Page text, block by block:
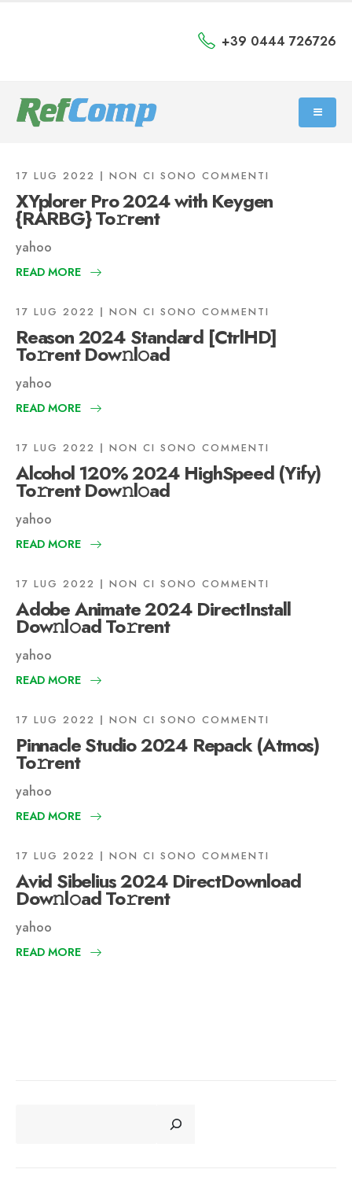
+39 0444 726726
17 LUG 2022 NON CI SONO COMMENTI
XYplorer Pro 2024 with Keygen
{RARBG} To𝚛rent
yahoo
READ MORE
17 LUG 2022 NON CI SONO COMMENTI
Reason 2024 Standard [CtrlHD]
To𝚛rent Dow𝚗l𝚘ad
yahoo
READ MORE
17 LUG 2022 NON CI SONO COMMENTI
Alcohol 120% 2024 HighSpeed (Yify)
To𝚛rent Dow𝚗l𝚘ad
yahoo
READ MORE
17 LUG 2022 NON CI SONO COMMENTI
Adobe Animate 2024 DirectInstall
Dow𝚗l𝚘ad To𝚛rent
yahoo
READ MORE
17 LUG 2022 NON CI SONO COMMENTI
Pinnacle Studio 2024 Repack (Atmos)
To𝚛rent
yahoo
READ MORE
17 LUG 2022 NON CI SONO COMMENTI
Avid Sibelius 2024 DirectDownload
Dow𝚗l𝚘ad To𝚛rent
yahoo
READ MORE